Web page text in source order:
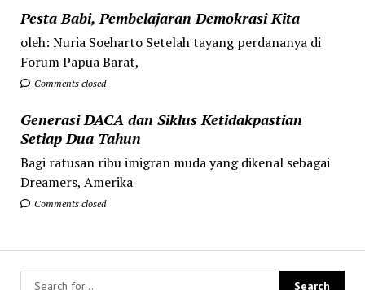
Pesta Babi, Pembelajaran Demokrasi Kita
oleh: Nuria Soeharto Setelah tayang perdananya di
Forum Papua Barat,
Comments closed
Generasi DACA dan Siklus Ketidakpastian
Setiap Dua Tahun
Bagi ratusan ribu imigran muda yang dikenal sebagai
Dreamers, Amerika
Comments closed